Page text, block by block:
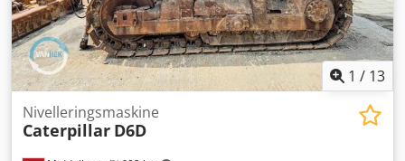
1 / 13
Nivelleringsmaskine
Caterpillar D6D